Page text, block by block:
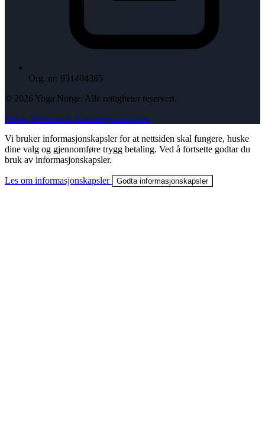
Org. nr: 931404385
© 2026 Yoga Norge. Alle rettigheter reservert.
Vilkår Personvern Informasjonskapsler
Vi bruker informasjonskapsler for at nettsiden skal fungere, huske
dine valg og gjennomføre trygg betaling. Ved å fortsette godtar du
bruk av informasjonskapsler.
Les om informasjonskapsler Godta informasjonskapsler